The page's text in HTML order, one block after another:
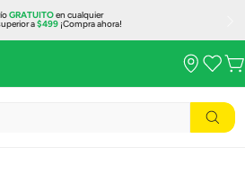
GRATUITOen cualquier
a$499¡Compra ahora!